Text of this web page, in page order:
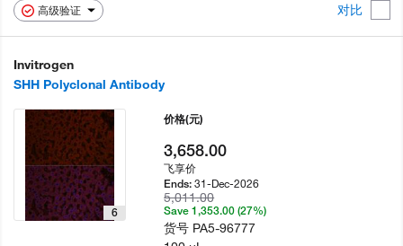
高级验证 对比
Invitrogen
SHH Polyclonal Antibody
6
价格(元)
3,658.00
飞享价
Ends:31-Dec-2026
5,011.00
Save 1,353.00 (27%)
货号 PA5-96777